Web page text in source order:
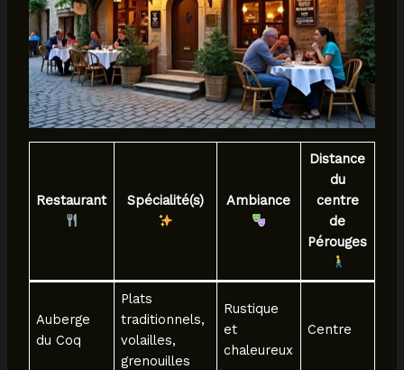
Restaurant Spécialité(s) Ambiance
Distance
du
centre
de
Pérouges
Auberge
du Coq
Plats
traditionnels,
volailles,
grenouilles
Rustique
et
chaleureux
Centre